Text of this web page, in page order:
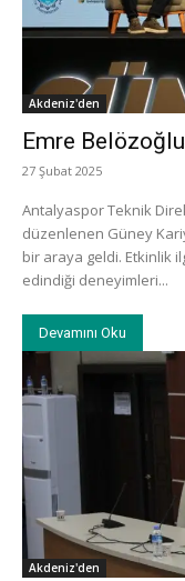
Akdeniz'den
Emre
27 Şubat 2025
Antalyaspor Teknik
düzenlenen Güney
bir araya geldi. Etkinlik
edindiği deneyimleri...
Devamını Oku
Akdeniz'den